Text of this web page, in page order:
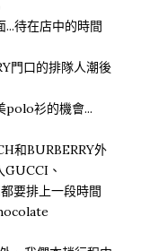
待在店中的時間
門口的排隊人潮後
polo衫的機會...
和BURBERRY外
、
要排上一段時間